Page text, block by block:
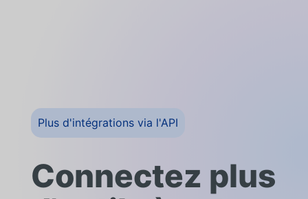
Plus d'intégrations via l'API
Connectez plus